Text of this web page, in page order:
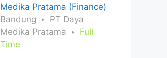
Medika Pratama (Finance)
Bandung
PT Daya
Medika Pratama
Full
Time